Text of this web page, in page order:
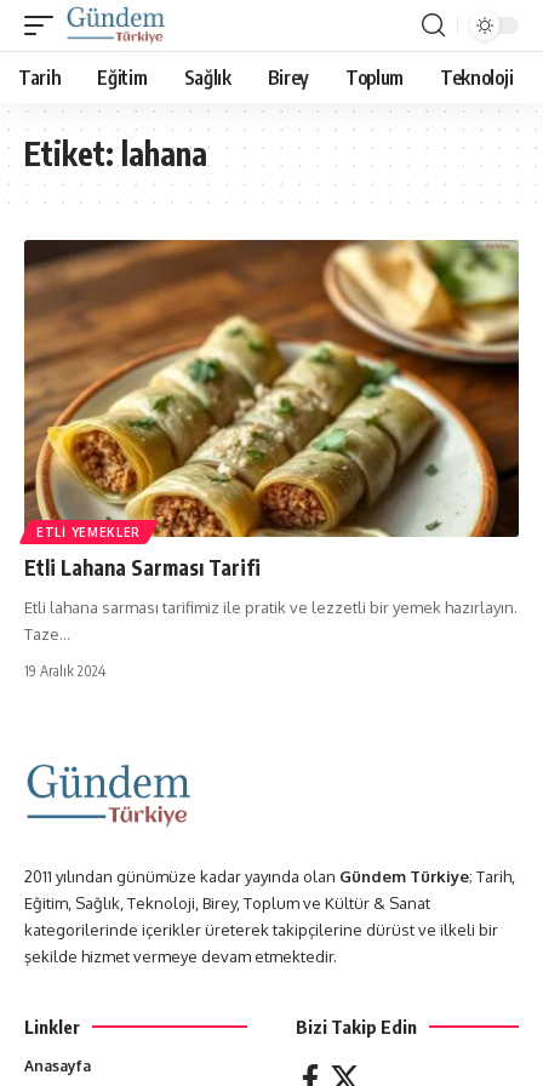
Tarih Eğitim Sağlık Birey Toplum Teknoloji
Etiket:lahana
ETLI YEMEKLER
Etli Lahana Sarması Tarifi
Etli lahana sarması tarifimiz ile pratik ve lezzetli bir yemek hazırlayın.
Taze…
19 Aralık 2024
2011 yılından günümüze kadar yayında olan Gündem Türkiye; Tarih,
Eğitim, Sağlık, Teknoloji, Birey, Toplum ve Kültür & Sanat
kategorilerinde içerikler üreterek takipçilerine dürüst ve ilkeli bir
şekilde hizmet vermeye devam etmektedir.
Linkler
Anasayfa
Bizi Takip Edin